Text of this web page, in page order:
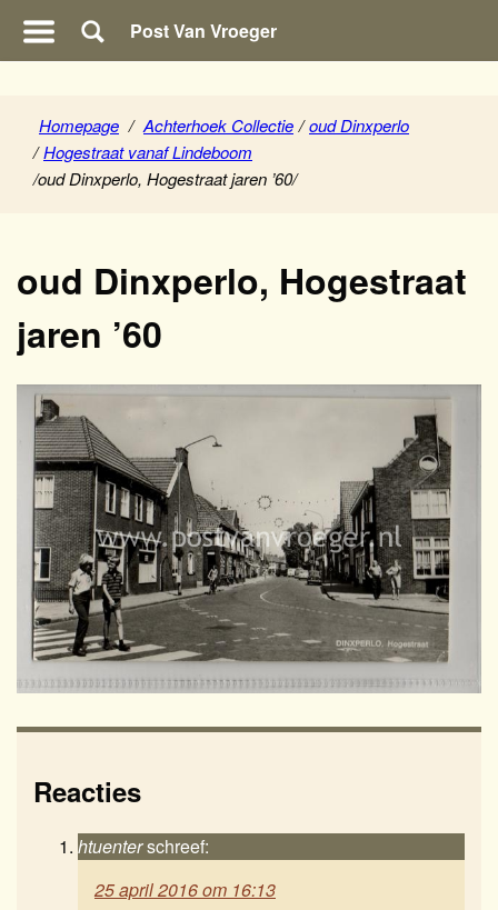
Post Van Vroeger
Homepage / Achterhoek Collectie / oud Dinxperlo
/ Hogestraat vanaf Lindeboom
/oud Dinxperlo, Hogestraat jaren ’60/
oud Dinxperlo, Hogestraat
jaren ’60
Reacties
htuenterschreef:
25 april 2016 om 16:13